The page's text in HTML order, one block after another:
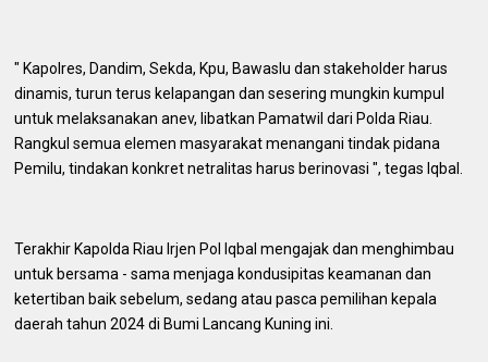
" Kapolres, Dandim, Sekda, Kpu, Bawaslu dan stakeholder harus
dinamis, turun terus kelapangan dan sesering mungkin kumpul
untuk melaksanakan anev, libatkan Pamatwil dari Polda Riau.
Rangkul semua elemen masyarakat menangani tindak pidana
Pemilu, tindakan konkret netralitas harus berinovasi ", tegas Iqbal.
Terakhir Kapolda Riau Irjen Pol Iqbal mengajak dan menghimbau
untuk bersama - sama menjaga kondusipitas keamanan dan
ketertiban baik sebelum, sedang atau pasca pemilihan kepala
daerah tahun 2024 di Bumi Lancang Kuning ini.